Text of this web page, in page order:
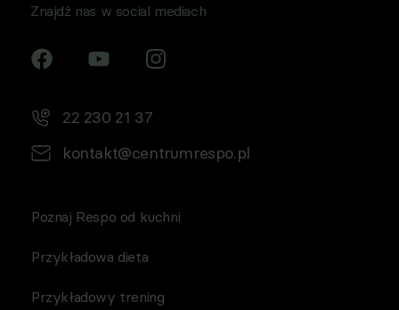
Współadministratorów (Respo Wrzosek Witkowski SK,
Znajdź nas w social mediach
22 230 21 37
kontakt@centrumrespo.pl
Poznaj Respo od kuchni
Przykładowa dieta
Przykładowy trening